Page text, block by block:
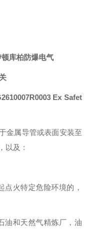
库柏防爆电气
Ex Safet
金属导管或表面安装至
以及：
点火特定危险环境的，
油和天然气精炼厂，油